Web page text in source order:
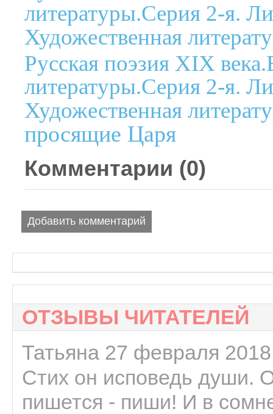
литературы.Серия 2-я.
Художественная
Русская поэзия XIX
литературы.Серия 2-я.
Художественная
просящие Царя
Комментарии (0)
Добавить комментарий
ОТЗЫВЫ ЧИТАТЕЛЕЙ
Татьяна 27 февраля
Стих он исповедь души.
пишется - пиши! И в